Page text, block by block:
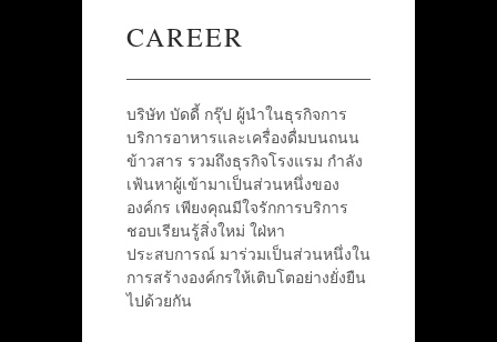
CAREER
บริษัท บัดดี้ กรุ๊ป ผู้นำในธุรกิจการ
บริการอาหารและเครื่องดื่มบนถนน
ข้าวสาร รวมถึงธุรกิจโรงแรม กำลัง
เฟ้นหาผู้เข้ามาเป็นส่วนหนึ่งของ
องค์กร เพียงคุณมีใจรักการบริการ
ชอบเรียนรู้สิ่งใหม่ ใฝ่หา
ประสบการณ์ มาร่วมเป็นส่วนหนึ่งใน
การสร้างองค์กรให้เติบโตอย่างยั่งยืน
ไปด้วยกัน